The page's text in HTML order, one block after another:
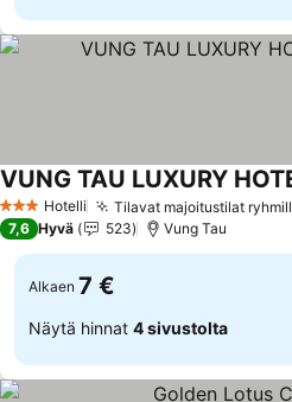
3 Tähtiluokitus
Hotelli Tilavat majoitustilat
VUNG TAU LUXURY
7,6 Hyvä 523 Vung Tau
Alkaen 7 €
Näytä hinnat 4 sivustolta